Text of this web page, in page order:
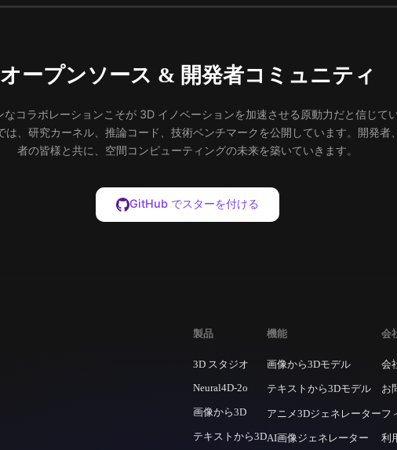
オープンソース & 開発者コミュニティ
なコラボレーションこそが 3D イノベーションを加速させる原動力だと信じて
、研究カーネル、推論コード、技術ベンチマークを公開しています。開発者
者の皆様と共に、空間コンピューティングの未来を築いていきます。
GitHub でスターを付ける
製品
3D スタジオ
Neural4D-2o
画像から3D
テキストから3D
機能
画像から3Dモデル
テキストから3Dモデル
アニメ3Dジェネレーター
AI画像ジェネレーター
会
会
お
フ
利